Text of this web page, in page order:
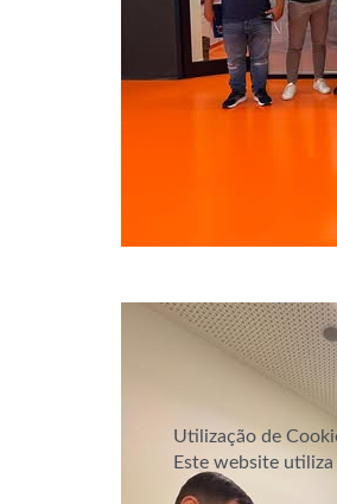
Utilização de
Este website